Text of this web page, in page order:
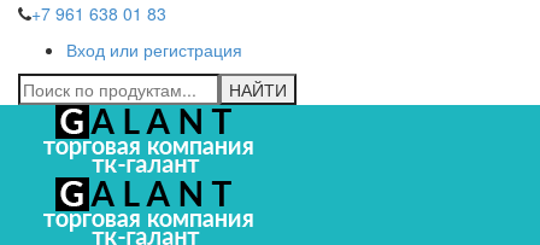
+7 961 638 01 83
Вход или регистрация